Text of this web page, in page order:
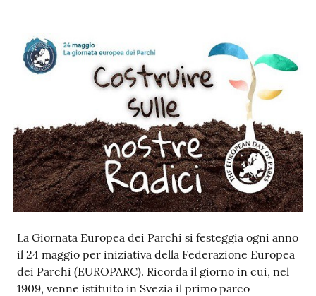
Educazione
Eventi
e
notizie
Progetto
PNRR
DigitAP
La Giornata Europea dei Parchi si festeggia ogni anno
il 24 maggio per iniziativa della Federazione Europea
dei Parchi (EUROPARC). Ricorda il giorno in cui, nel
1909, venne istituito in Svezia il primo parco